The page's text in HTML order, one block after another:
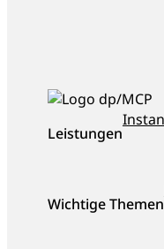
dankl+partner
als
Österreichs
Leistungen
Wichtige Themen